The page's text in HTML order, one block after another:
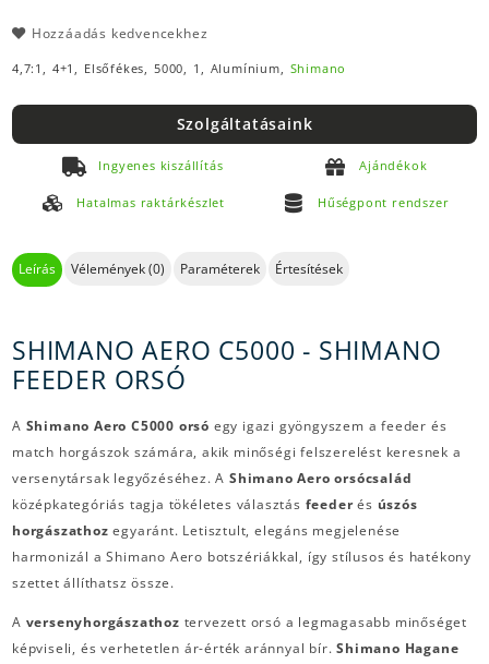
Hozzáadás kedvencekhez
4,7:1, 4+1, Elsőfékes, 5000, 1, Alumínium, Shimano
Szolgáltatásaink
Ingyenes kiszállítás Ajándékok
Hatalmas raktárkészlet Hűségpont rendszer
Leírás Vélemények (0) Paraméterek Értesítések
SHIMANO AERO C5000 - SHIMANO
FEEDER ORSÓ
A Shimano Aero C5000 orsó egy igazi gyöngyszem a feeder és
match horgászok számára, akik minőségi felszerelést keresnek a
versenytársak legyőzéséhez. AShimano Aero orsócsalád
középkategóriás tagja tökéletes választás feederés úszós
horgászathoz egyaránt. Letisztult, elegáns megjelenése
harmonizál a Shimano Aero botszériákkal, így stílusos és hatékony
szettet állíthatsz össze.
A versenyhorgászathoz tervezett orsó a legmagasabb minőséget
képviseli, és verhetetlen ár-érték aránnyal bír.Shimano Hagane